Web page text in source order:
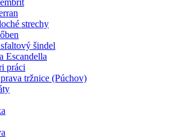
strechy
šindel
Escandella
práci
tržnice (Púchov)